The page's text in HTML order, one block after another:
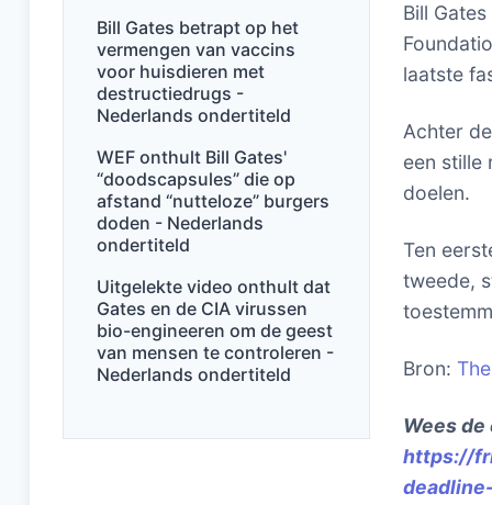
Bill Gates betrapt op het
vermengen van vaccins
voor huisdieren met
destructiedrugs -
Nederlands ondertiteld
WEF onthult Bill Gates'
“doodscapsules” die op
afstand “nutteloze” burgers
doden - Nederlands
ondertiteld
Uitgelekte video onthult dat
Gates en de CIA virussen
bio-engineeren om de geest
van mensen te controleren -
Nederlands ondertiteld
Bill
laatste
Achter
een stille
doelen.
Ten
tweede,
Bron:
Wees
https://